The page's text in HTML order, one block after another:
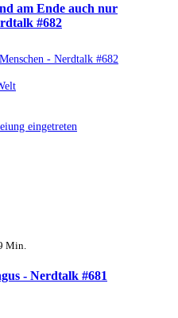
am Ende auch nur
#682
- Nerdtalk #682
eingetreten
Min.
- Nerdtalk #681